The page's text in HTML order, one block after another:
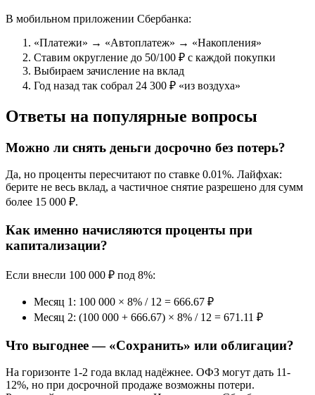
В мобильном приложении Сбербанка:
«Платежи» → «Автоплатеж» → «Накопления»
Ставим округление до 50/100 ₽ с каждой покупки
Выбираем зачисление на вклад
Год назад так собрал 24 300 ₽ «из воздуха»
Ответы на популярные вопросы
Можно ли снять деньги досрочно без потерь?
Да, но проценты пересчитают по ставке 0.01%. Лайфхак:
берите не весь вклад, а частичное снятие разрешено для сумм
более 15 000 ₽.
Как именно начисляются проценты при
капитализации?
Если внесли 100 000 ₽ под 8%:
Месяц 1: 100 000 × 8% / 12 = 666.67 ₽
Месяц 2: (100 000 + 666.67) × 8% / 12 = 671.11 ₽
Что выгоднее — «Сохранить» или облигации?
На горизонте 1-2 года вклад надёжнее. ОФЗ могут дать 11-
12%, но при досрочной продаже возможны потери.